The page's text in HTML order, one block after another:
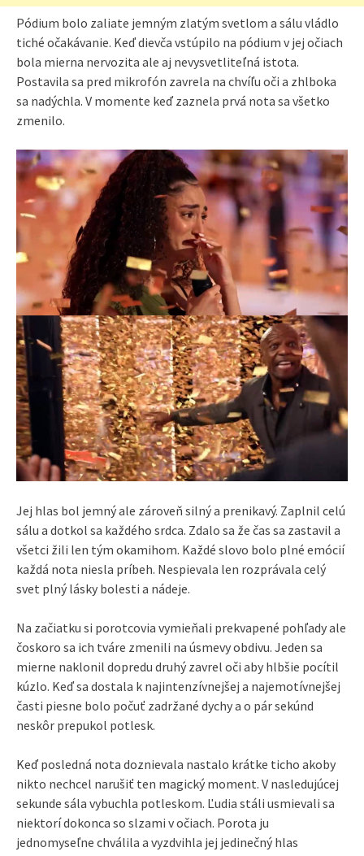
Pódium bolo zaliate jemným zlatým svetlom a sálu vládlo
tiché očakávanie. Keď dievča vstúpilo na pódium v jej očiach
bola mierna nervozita ale aj nevysvetliteľná istota.
Postavila sa pred mikrofón zavrela na chvíľu oči a zhlboka
sa nadýchla. V momente keď zaznela prvá nota sa všetko
zmenilo.
Jej hlas bol jemný ale zároveň silný a prenikavý. Zaplnil celú
sálu a dotkol sa každého srdca. Zdalo sa že čas sa zastavil a
všetci žili len tým okamihom. Každé slovo bolo plné emócií
každá nota niesla príbeh. Nespievala len rozprávala celý
svet plný lásky bolesti a nádeje.
Na začiatku si porotcovia vymieňali prekvapené pohľady ale
čoskoro sa ich tváre zmenili na úsmevy obdivu. Jeden sa
mierne naklonil dopredu druhý zavrel oči aby hlbšie pocítil
kúzlo. Keď sa dostala k najintenzívnejšej a najemotívnejšej
časti piesne bolo počuť zadržané dychy a o pár sekúnd
neskôr prepukol potlesk.
Keď posledná nota doznievala nastalo krátke ticho akoby
nikto nechcel narušiť ten magický moment. V nasledujúcej
sekunde sála vybuchla potleskom. Ľudia stáli usmievali sa
niektorí dokonca so slzami v očiach. Porota ju
jednomyseľne chválila a vyzdvihla jej jedinečný hlas